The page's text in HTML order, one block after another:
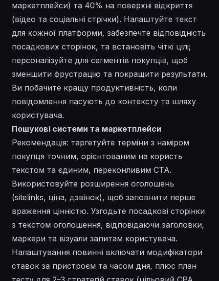
маркетплейси) та 40% на поверхні відкриття
(відео та соціальні стрічки). Налаштуйте текст
для кожної платформи, забезпечте відповідність
посадкових сторінок, та встановіть чіткі цілі;
персоналізуйте для сегментів покупців, щоб
зменшити фрустрацію та покращити результати.
Ви побачите кращу продуктивність, коли
повідомлення пасують до контексту та шляху
користувача.
Пошукові системи та маркетплейси
Рекомендація: таргетуйте терміни з наміром
покупця точним, орієнтованим на користь
текстом та єдиним, переконливим CTA.
Використовуйте розширення оголошень
(sitelinks, ціна, дзвінок), щоб заповнити перше
враження цінністю. Узгодьте посадкові сторінки
з текстом оголошення, відповідаючи заголовки,
маркери та візуали запитам користувача.
Налаштування повинні включати модифікатори
ставок за пристроєм та часом дня, плюс план